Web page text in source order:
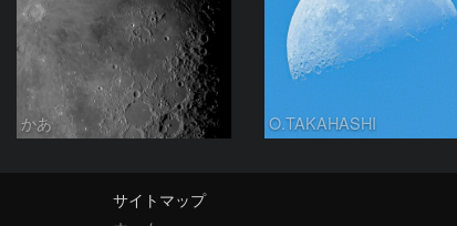
かあ O.TAKAHASHI
サイトマップ